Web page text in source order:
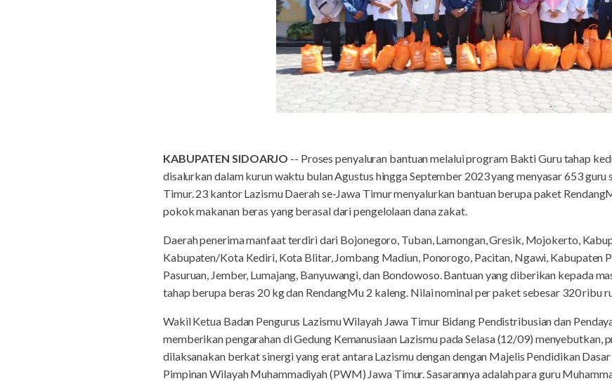
KABUPATEN SIDOARJO -- Proses penyaluran bantuan melalui program Bakti Guru tahap
disalurkan dalam kurun waktu bulan Agustus hingga September 2023 yang menyasar 653
Timur. 23 kantor Lazismu Daerah se-Jawa Timur menyalurkan bantuan berupa paket
pokok makanan beras yang berasal dari pengelolaan dana zakat.
Daerah penerima manfaat terdiri dari Bojonegoro, Tuban, Lamongan, Gresik, Mojokerto,
Kabupaten/Kota Kediri, Kota Blitar, Jombang Madiun, Ponorogo, Pacitan, Ngawi, Kabupaten
Pasuruan, Jember, Lumajang, Banyuwangi, dan Bondowoso. Bantuan yang diberikan kepada
tahap berupa beras 20 kg dan RendangMu 2 kaleng. Nilai nominal per paket sebesar 320 ribu
Wakil Ketua Badan Pengurus Lazismu Wilayah Jawa Timur Bidang Pendistribusian dan
memberikan pengarahan di Gedung Kemanusiaan Lazismu pada Selasa (12/09) menyebutkan,
dilaksanakan berkat sinergi yang erat antara Lazismu dengan dengan Majelis Pendidikan
Pimpinan Wilayah Muhammadiyah (PWM) Jawa Timur. Sasarannya adalah para guru